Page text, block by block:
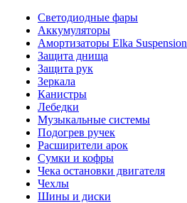
Cветодиодные фары
Аккумуляторы
Амортизаторы Elka Suspension
Защита днища
Защита рук
Зеркала
Канистры
Лебедки
Музыкальные системы
Подогрев ручек
Расширители арок
Сумки и кофры
Чека остановки двигателя
Чехлы
Шины и диски